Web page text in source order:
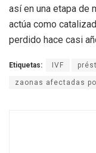
así en una etapa de
actúa como
perdido hace casi
Etiquetas: IVF
zaonas afectadas